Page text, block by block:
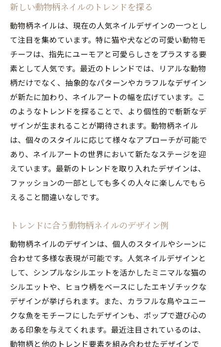
新しい動物柄ネイルのトレンドを探る
動物柄ネイルは、現在の人気ネイルデザインの一つとし
て注目を集めています。特に猫や犬などの可愛い動物モ
チーフは、指先にユーモアと可愛らしさをプラスする要
素として人気です。最近のトレンドでは、リアルな動物
柄だけでなく、抽象的なパターンやカラフルなデザイン
が新たに加わり、ネイルアートの幅を広げています。こ
のようなトレンドを探ることで、より個性的で斬新なデ
ザインが生まれることが期待されます。動物柄ネイル
は、個々のスタイルに応じて様々なアプローチが可能で
あり、ネイルアートの世界において新たなステージを迎
えています。最新のトレンドを取り入れたデザインは、
ファッションの一部としても多くの人々に楽しんでもら
えること間違いなしです。
トレンドに合う動物柄ネイルのデザイン例
動物柄ネイルのデザインは、個人のスタイルやシーンに
合わせて多様な表現が可能です。人気ネイルデザインと
して、シンプルなシルエットを活かしたミニマルな猫の
シルエットや、ヒョウ柄をベースにしたエキゾチックな
デザインが挙げられます。また、カラフルな鳥やユニー
クな魚をモチーフにしたデザインも、ポップで遊び心の
ある印象を与えてくれます。最近注目されているのは、
動物柄と他のトレンド要素を組み合わせたデザインで